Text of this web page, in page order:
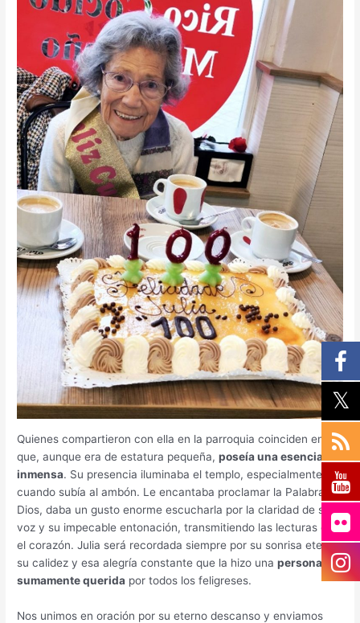
Quienes compartieron con ella en la parroquia coinciden en
que, aunque era de estatura pequeña,poseía una esencia
inmensa. Su presencia iluminaba el templo, especialmente
cuando subía al ambón. Le encantaba proclamar la Palabra de
Dios, daba un gusto enorme escucharla por la claridad de su
voz y su impecable entonación, transmitiendo las lecturas con
el corazón. Julia será recordada siempre por su sonrisa eterna,
su calidez y esa alegría constante que la hizo unapersona
sumamente querida por todos los feligreses.
Nos unimos en oración por su eterno descanso y enviamos